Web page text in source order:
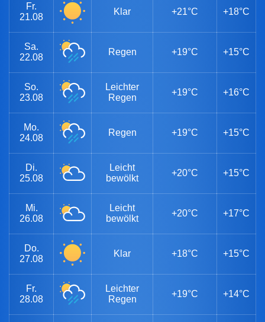
Fr.
21.08
Klar +21°C +18°C
Sa.
22.08
Regen +19°C +15°C
So.
23.08
Leichter
Regen
+19°C +16°C
Mo.
24.08
Regen +19°C +15°C
Di.
25.08
Leicht
bewölkt
+20°C +15°C
Mi.
26.08
Leicht
bewölkt
+20°C +17°C
Do.
27.08
Klar +18°C +15°C
Fr.
28.08
Leichter
Regen
+19°C +14°C